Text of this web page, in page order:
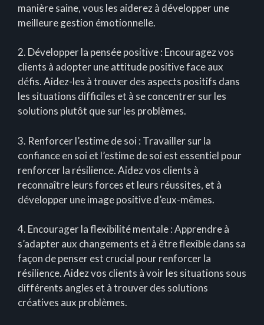
manière saine, vous les aiderez à développer une
meilleure gestion émotionnelle.
2. Développer la pensée positive : Encouragez vos
clients à adopter une attitude positive face aux
défis. Aidez-les à trouver des aspects positifs dans
les situations difficiles et à se concentrer sur les
solutions plutôt que sur les problèmes.
3. Renforcer l’estime de soi : Travailler sur la
confiance en soi et l’estime de soi est essentiel pour
renforcer la résilience. Aidez vos clients à
reconnaître leurs forces et leurs réussites, et à
développer une image positive d’eux-mêmes.
4. Encourager la flexibilité mentale : Apprendre à
s’adapter aux changements et à être flexible dans sa
façon de penser est crucial pour renforcer la
résilience. Aidez vos clients à voir les situations sous
différents angles et à trouver des solutions
créatives aux problèmes.